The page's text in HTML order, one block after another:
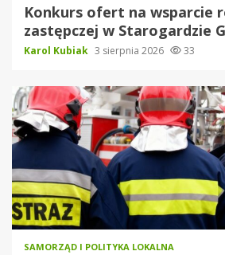
Konkurs ofert na wsparcie
zastępczej w Starogardzie
Karol Kubiak 3 sierpnia 2026 33
SAMORZĄD I POLITYKA LOKALNA